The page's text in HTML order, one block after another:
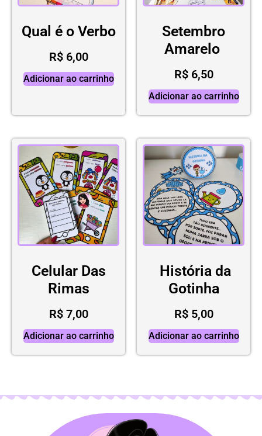
Qual é o Verbo
R$6,00
Adicionar ao carrinho
Setembro
Amarelo
R$6,50
Adicionar ao carrinho
Celular Das
Rimas
R$7,00
Adicionar ao carrinho
História da
Gotinha
R$5,00
Adicionar ao carrinho